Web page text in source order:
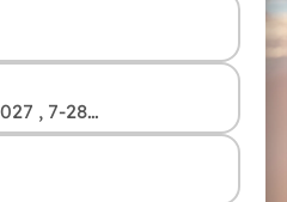
15.08.2026 - 06.02.2027 , 7-28 Tage